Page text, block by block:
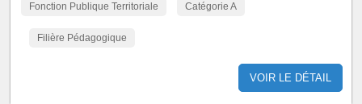
Fonction Publique Territoriale Catégorie A
Filière Pédagogique
VOIR LE DÉTAIL